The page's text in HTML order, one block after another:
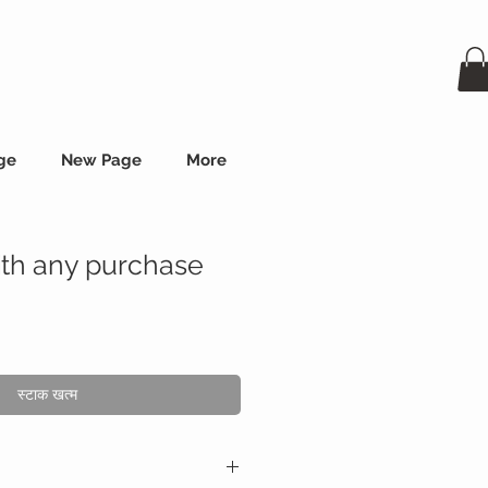
New Page More
any purchase
स्टाक खत्म